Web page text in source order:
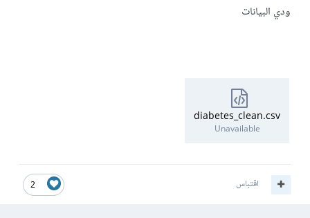
ودي البيانات
diabetes_clean.csv
Unavailable
2 اقتباس